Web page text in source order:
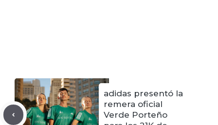
Buenos Aires